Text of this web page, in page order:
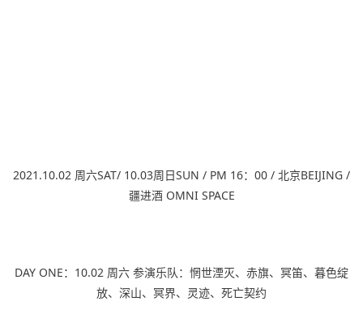
2021.10.02 周六SAT/ 10.03周日SUN / PM 16：00 / 北京BEIJING /
疆进酒 OMNI SPACE
DAY ONE：10.02 周六 参演乐队：惘世湮灭、赤旗、冥笛、暮色绽
放、深山、冥界、灵迹、死亡契约